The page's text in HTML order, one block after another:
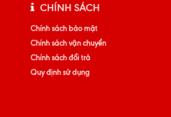
CHÍNH SÁCH
Chính sách bảo mật
Chính sách vận chuyển
Chính sách đổi trả
Quy định sử dụng